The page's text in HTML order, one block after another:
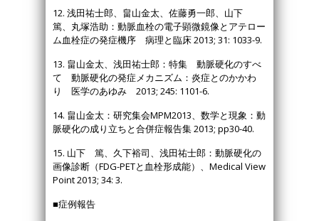
12. 浅田祐士郎、畠山金太、佐藤勇一郎、山下
篤、丸塚浩助：動脈血栓の電子顕微鏡像とアテロー
ム血栓症の発症機序 病理と臨床 2013; 31: 1033-9.
13. 畠山金太、浅田祐士郎：特集 動脈硬化のすべ
て 動脈硬化の発症メカニズム：炎症とのかかわ
り 医学のあゆみ 2013; 245: 1101-6.
14. 畠山金太：研究集会MPM2013、数学と現象：動
脈硬化の成り立ちと合併症報告集 2013; pp30-40.
15. 山下 篤、久下裕司、浅田祐士郎：動脈硬化の
画像診断（FDG-PETと血栓形成能）、Medical View
Point 2013; 34: 3.
■症例報告